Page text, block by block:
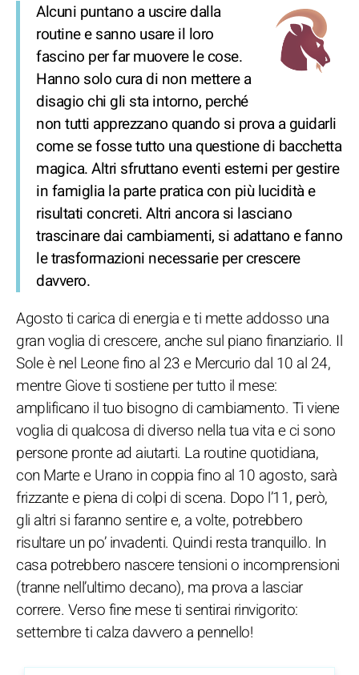
Alcuni puntano a uscire dalla
routine e sanno usare il loro
fascino per far muovere le cose.
Hanno solo cura di non mettere a
disagio chi gli sta intorno, perché
non tutti apprezzano quando si prova a guidarli
come se fosse tutto una questione di bacchetta
magica. Altri sfruttano eventi esterni per gestire
in famiglia la parte pratica con più lucidità e
risultati concreti. Altri ancora si lasciano
trascinare dai cambiamenti, si adattano e fanno
le trasformazioni necessarie per crescere
davvero.
Agosto ti carica di energia e ti mette addosso una
gran voglia di crescere, anche sul piano finanziario. Il
Sole è nel Leone fino al 23 e Mercurio dal 10 al 24,
mentre Giove ti sostiene per tutto il mese:
amplificano il tuo bisogno di cambiamento. Ti viene
voglia di qualcosa di diverso nella tua vita e ci sono
persone pronte ad aiutarti. La routine quotidiana,
con Marte e Urano in coppia fino al 10 agosto, sarà
frizzante e piena di colpi di scena. Dopo l’11, però,
gli altri si faranno sentire e, a volte, potrebbero
risultare un po’ invadenti. Quindi resta tranquillo. In
casa potrebbero nascere tensioni o incomprensioni
(tranne nell’ultimo decano), ma prova a lasciar
correre. Verso fine mese ti sentirai rinvigorito:
settembre ti calza davvero a pennello!